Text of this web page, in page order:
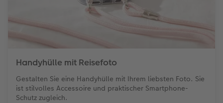
Handyhülle mit Reisefoto
Gestalten Sie eine Handyhülle mit Ihrem liebsten Foto. Sie
ist stilvolles Accessoire und praktischer Smartphone-
Schutz zugleich.